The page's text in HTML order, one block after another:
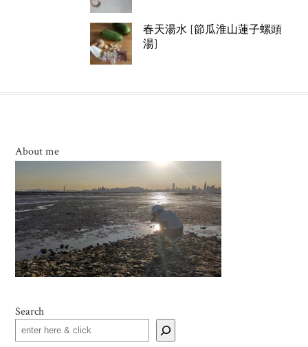
春天湯水 [節瓜淮山蓮子螺頭
湯]
About me
Search